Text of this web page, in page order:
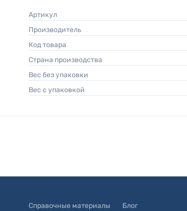
Артикул
Производитель
Код товара
Страна производства
Вес без упаковки
Вес с упаковкой
Справочные материалы Блог